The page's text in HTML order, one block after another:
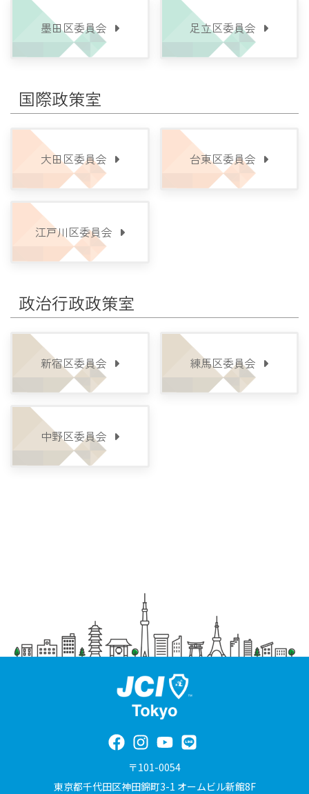
墨田区委員会 足立区委員会
国際政策室
大田区委員会 台東区委員会
江戸川区委員会
政治行政政策室
新宿区委員会 練馬区委員会
中野区委員会
〒101-0054
東京都千代田区神田錦町3-1 オームビル新館8F